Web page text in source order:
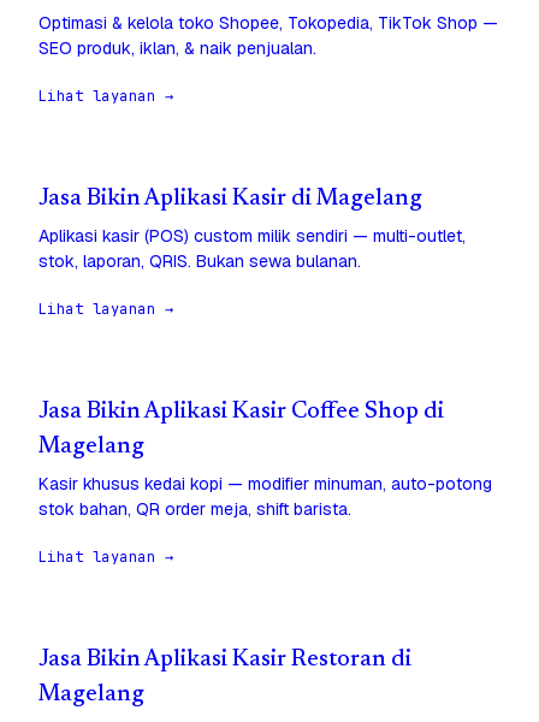
Optimasi & kelola toko Shopee, Tokopedia, TikTok Shop —
SEO produk, iklan, & naik penjualan.
Lihat layanan →
Jasa Bikin Aplikasi Kasir di Magelang
Aplikasi kasir (POS) custom milik sendiri — multi-outlet,
stok, laporan, QRIS. Bukan sewa bulanan.
Lihat layanan →
Jasa Bikin Aplikasi Kasir Coffee Shop di
Magelang
Kasir khusus kedai kopi — modifier minuman, auto-potong
stok bahan, QR order meja, shift barista.
Lihat layanan →
Jasa Bikin Aplikasi Kasir Restoran di
Magelang